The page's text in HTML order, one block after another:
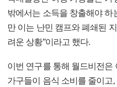
밖에서는 소득을 창출해야 하
만 이는 난민 캠프와 폐쇄된
려운 상황”이라고 했다.
이번 연구를 통해 월드비전은
가구들이 음식 소비를 줄이고